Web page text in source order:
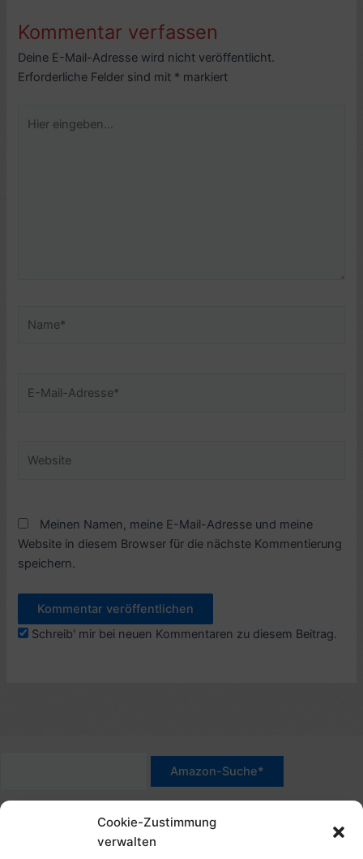
Cookie-Zustimmung
verwalten
Kommentar verfassen
Deine E-Mail-Adresse wird nicht veröffentlicht.
Erforderliche Felder sind mit * markiert
eingeben…
Mail-
Meinen Namen, meine E-Mail-Adresse und meine
Website in diesem Browser für die nächste Kommentierung
speichern.
Schreib' mir bei neuen Kommentaren zu diesem Beitrag.
*Werbehinweis für Links mit Hinweis "Amazon-Werbelink(s)",
"Amazon-Suche" und/oder mit Sternchen (*): Das sind Affiliate-
Link. Wenn Du auf der verlinkten Website etwas kaufst, erhalte